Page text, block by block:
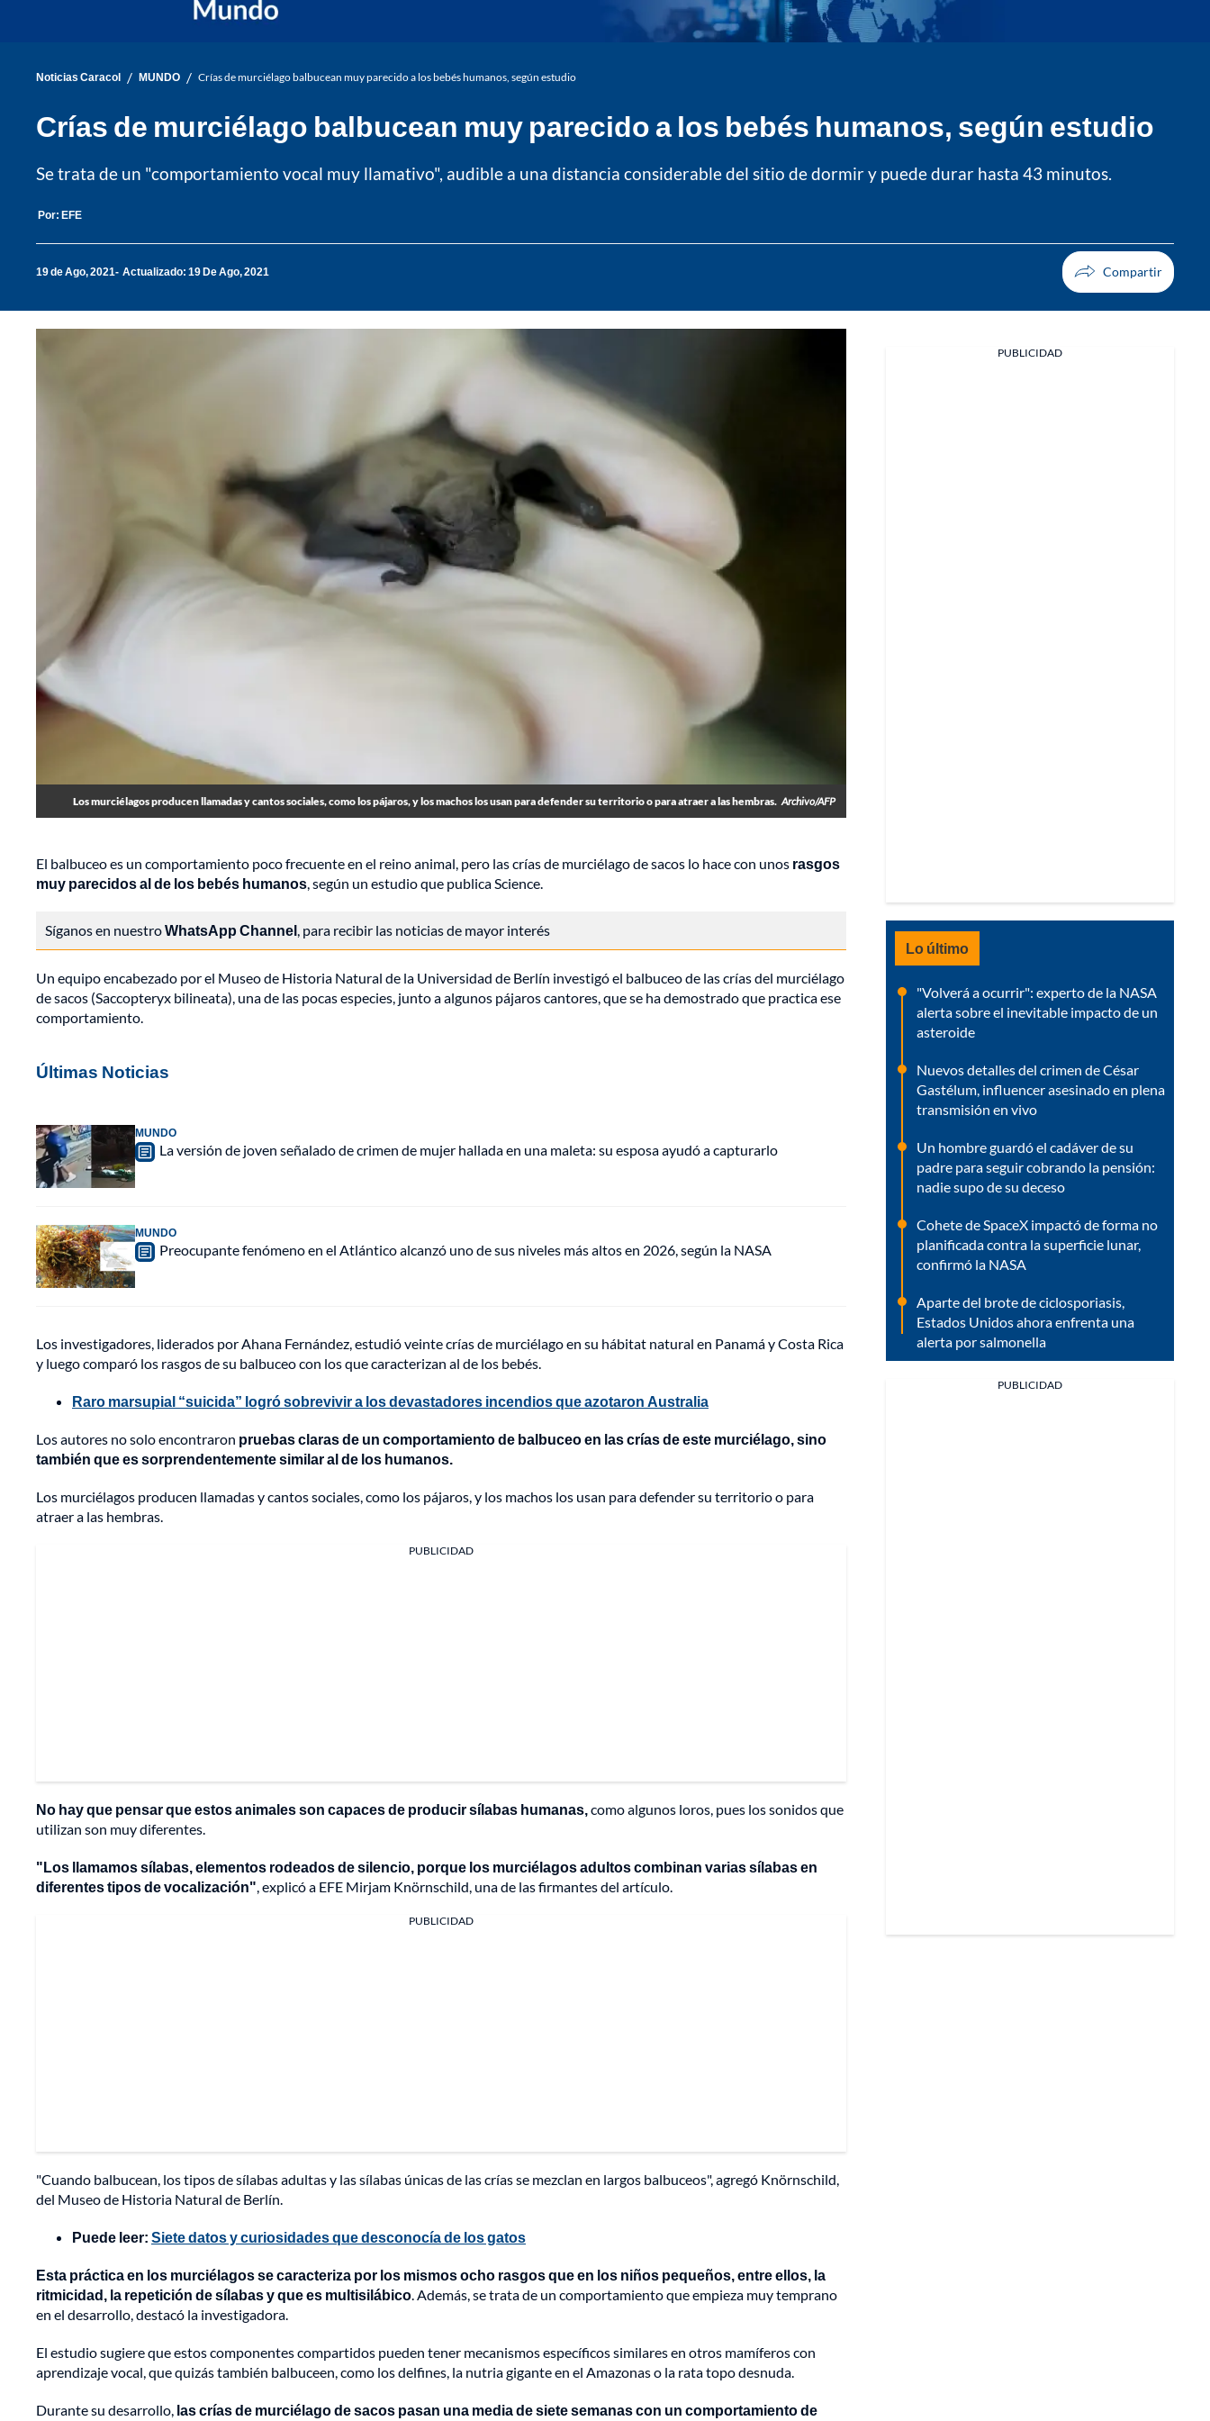
Noticias Caracol / MUNDO / Crías de murciélago balbucean muy parecido a los bebés humanos, según estudio
Crías de murciélago balbucean muy parecido a los bebés humanos, según estudio
Se trata de un "comportamiento vocal muy llamativo", audible a una distancia considerable del sitio de dormir y puede durar hasta 43 minutos.
Por: EFE
19 de Ago, 2021 Actualizado: 19 De Ago, 2021
Los murciélagos producen llamadas y cantos sociales, como los pájaros, y los machos los usan para defender su territorio o para atraer a las hembras. Archivo/AFP
El balbuceo es un comportamiento poco frecuente en el reino animal, pero las crías de murciélago de sacos lo hace con unos rasgos
muy parecidos al de los bebés humanos, según un estudio que publica Science.
Síganos en nuestroWhatsApp Channel, para recibir las noticias de mayor interés
Un equipo encabezado por el Museo de Historia Natural de la Universidad de Berlín investigó el balbuceo de las crías del murciélago
de sacos (Saccopteryx bilineata), una de las pocas especies, junto a algunos pájaros cantores, que se ha demostrado que practica ese
comportamiento.
Últimas Noticias
MUNDO
La versión de joven señalado de crimen de mujer hallada en una maleta: su esposa ayudó a capturarlo
MUNDO
Preocupante fenómeno en el Atlántico alcanzó uno de sus niveles más altos en 2026, según la NASA
Los investigadores, liderados por Ahana Fernández, estudió veinte crías de murciélago en su hábitat natural en Panamá y Costa Rica
y luego comparó los rasgos de su balbuceo con los que caracterizan al de los bebés.
Raro marsupial “suicida” logró sobrevivir a los devastadores incendios que azotaron Australia
Los autores no solo encontraron pruebas claras de un comportamiento de balbuceo en las crías de este murciélago, sino
también que es sorprendentemente similar al de los humanos.
Los murciélagos producen llamadas y cantos sociales, como los pájaros, y los machos los usan para defender su territorio o para
atraer a las hembras.
PUBLICIDAD
No hay que pensar que estos animales son capaces de producir sílabas humanas,como algunos loros, pues los sonidos que
utilizan son muy diferentes.
"Los llamamos sílabas, elementos rodeados de silencio, porque los murciélagos adultos combinan varias sílabas en
diferentes tipos de vocalización", explicó a EFE Mirjam Knörnschild, una de las firmantes del artículo.
PUBLICIDAD
"Cuando balbucean, los tipos de sílabas adultas y las sílabas únicas de las crías se mezclan en largos balbuceos", agregó Knörnschild,
del Museo de Historia Natural de Berlín.
Puede leer: Siete datos y curiosidades que desconocía de los gatos
Esta práctica en los murciélagos se caracteriza por los mismos ocho rasgos que en los niños pequeños, entre ellos, la
ritmicidad, la repetición de sílabas y que es multisilábico. Además, se trata de un comportamiento que empieza muy temprano
en el desarrollo, destacó la investigadora.
El estudio sugiere que estos componentes compartidos pueden tener mecanismos específicos similares en otros mamíferos con
aprendizaje vocal, que quizás también balbuceen, como los delfines, la nutria gigante en el Amazonas o la rata topo desnuda.
Durante su desarrollo, las crías de murciélago de sacos pasan una media de siete semanas con un comportamiento de
PUBLICIDAD
Lo último
"Volverá a ocurrir": experto de la NASA
alerta sobre el inevitable impacto de un
asteroide
Nuevos detalles del crimen de César
Gastélum, influencer asesinado en plena
transmisión en vivo
Un hombre guardó el cadáver de su
padre para seguir cobrando la pensión:
nadie supo de su deceso
Cohete de SpaceX impactó de forma no
planificada contra la superficie lunar,
confirmó la NASA
Aparte del brote de ciclosporiasis,
Estados Unidos ahora enfrenta una
alerta por salmonella
PUBLICIDAD